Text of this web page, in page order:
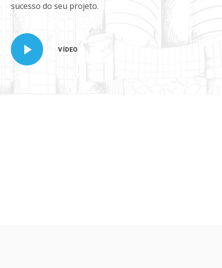
sucesso do seu projeto.
VÍDEO